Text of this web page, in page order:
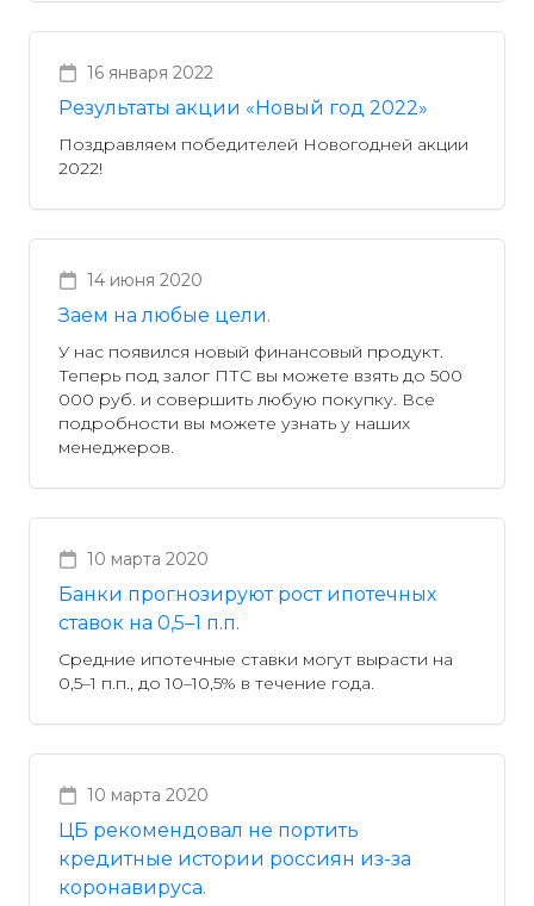
16 января 2022
Результаты акции «Новый год 2022»
Поздравляем победителей Новогодней акции
2022!
14 июня 2020
Заем на любые цели.
У нас появился новый финансовый продукт.
Теперь под залог ПТС вы можете взять до 500
000 руб. и совершить любую покупку. Все
подробности вы можете узнать у наших
менеджеров.
10 марта 2020
Банки прогнозируют рост ипотечных
ставок на 0,5–1 п.п.
Средние ипотечные ставки могут вырасти на
0,5–1 п.п., до 10–10,5% в течение года.
10 марта 2020
ЦБ рекомендовал не портить
кредитные истории россиян из-за
коронавируса.